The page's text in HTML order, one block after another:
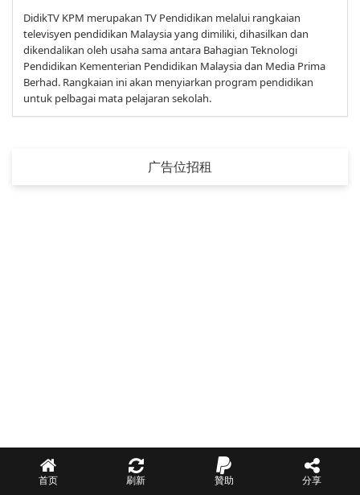
DidikTV KPM merupakan TV Pendidikan melalui rangkaian
televisyen pendidikan Malaysia yang dimiliki, dihasilkan dan
dikendalikan oleh usaha sama antara Bahagian Teknologi
Pendidikan Kementerian Pendidikan Malaysia dan Media Prima
Berhad. Rangkaian ini akan menyiarkan program pendidikan
untuk pelbagai mata pelajaran sekolah.
广告位招租
首页 刷新 贊助 分享